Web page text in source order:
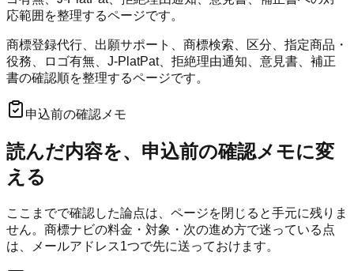
応範囲を整理するページです。
商標登録代行、出願サポート、商標検索、区分、指定商品・
役務、ロゴ有無、J-PlatPat、拒絶理由通知、意見書、補正
書の確認順を整理するページです。
申込前の確認メモ
読んだ内容を、申込前の確認メモに変
える
ここまでで確認した論点は、ページを閉じると手元に残りま
せん。 商標ナビの料金・対象・次の進め方で迷っている点
は、メールアドレス1つで先に送っておけます。